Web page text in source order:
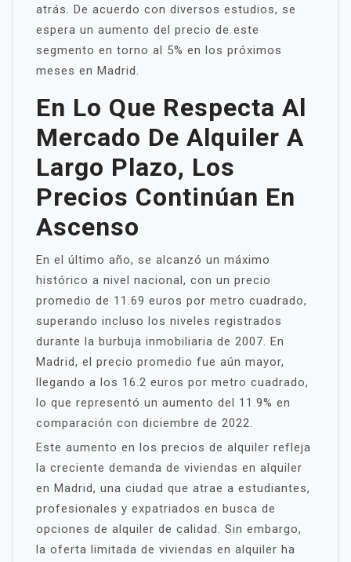
atrás. De acuerdo con diversos estudios, se
espera un aumento del precio de este
segmento en torno al 5% en los próximos
meses en Madrid.
En Lo Que Respecta Al
Mercado De Alquiler A
Largo Plazo, Los
Precios Continúan En
Ascenso
En el último año, se alcanzó un máximo
histórico a nivel nacional, con un precio
promedio de 11.69 euros por metro cuadrado,
superando incluso los niveles registrados
durante la burbuja inmobiliaria de 2007. En
Madrid, el precio promedio fue aún mayor,
llegando a los 16.2 euros por metro cuadrado,
lo que representó un aumento del 11.9% en
comparación con diciembre de 2022.
Este aumento en los precios de alquiler refleja
la creciente demanda de viviendas en alquiler
en Madrid, una ciudad que atrae a estudiantes,
profesionales y expatriados en busca de
opciones de alquiler de calidad. Sin embargo,
la oferta limitada de viviendas en alquiler ha